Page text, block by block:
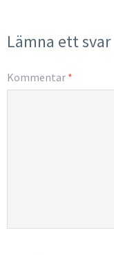
Lämna ett svar
Kommentar *